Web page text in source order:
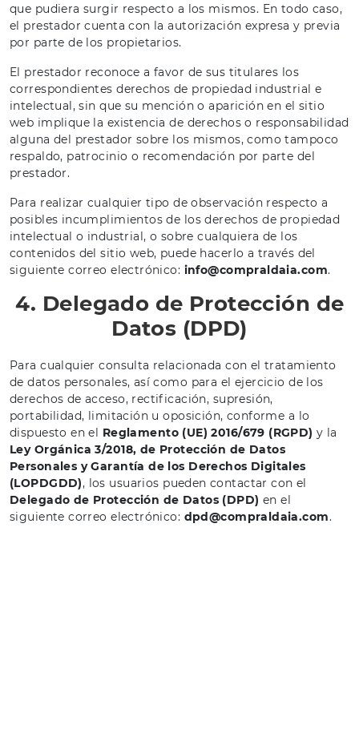
que pudiera surgir respecto a los mismos. En todo caso,
el prestador cuenta con la autorización expresa y previa
por parte de los propietarios.
El prestador reconoce a favor de sus titulares los
correspondientes derechos de propiedad industrial e
intelectual, sin que su mención o aparición en el sitio
web implique la existencia de derechos o responsabilidad
alguna del prestador sobre los mismos, como tampoco
respaldo, patrocinio o recomendación por parte del
prestador.
Para realizar cualquier tipo de observación respecto a
posibles incumplimientos de los derechos de propiedad
intelectual o industrial, o sobre cualquiera de los
contenidos del sitio web, puede hacerlo a través del
siguiente correo electrónico: info@compraldaia.com.
4. Delegado de Protección de
Datos (DPD)
Para cualquier consulta relacionada con el tratamiento
de datos personales, así como para el ejercicio de los
derechos de acceso, rectificación, supresión,
portabilidad, limitación u oposición, conforme a lo
dispuesto en el Reglamento (UE) 2016/679 (RGPD) y la
Ley Orgánica 3/2018, de Protección de Datos
Personales y Garantía de los Derechos Digitales
(LOPDGDD), los usuarios pueden contactar con el
Delegado de Protección de Datos (DPD) en el
siguiente correo electrónico: dpd@compraldaia.com.